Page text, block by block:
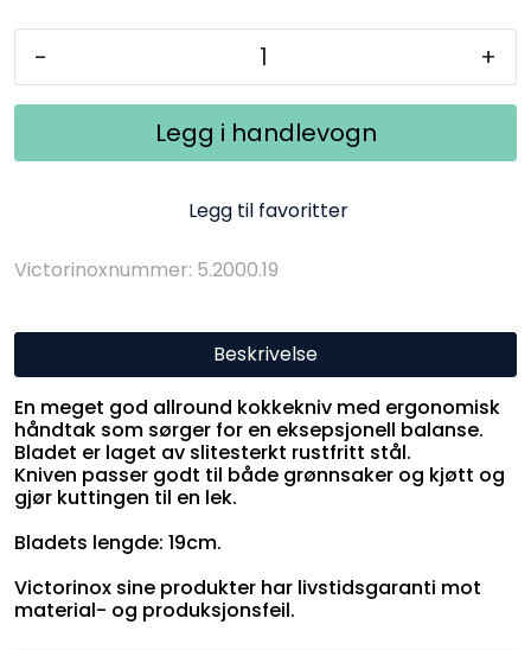
- +
Legg i handlevogn
Legg til favoritter
Victorinoxnummer: 5.2000.19
Beskrivelse
En meget god allround kokkekniv med ergonomisk
håndtak som sørger for en eksepsjonell balanse.
Bladet er laget av slitesterkt rustfritt stål.
Kniven passer godt til både grønnsaker og kjøtt og
gjør kuttingen til en lek.
Bladets lengde: 19cm.
Victorinox sine produkter har livstidsgaranti mot
material- og produksjonsfeil.